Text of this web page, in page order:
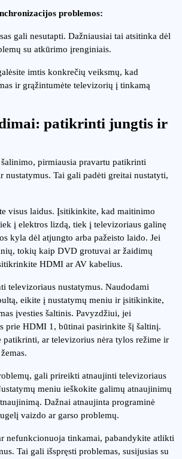
problemos:
gali nesutapti. Dažniausiai tai atsitinka dėl
su atkūrimo įrenginiais.
imtis konkrečių veiksmų, kad
ir grąžintumėte televizorių į tinkamą
patikrinti jungtis ir
pirmiausia pravartu patikrinti
nustatymus. Tai gali padėti greitai nustatyti,
visus laidus. Įsitikinkite, kad maitinimo
į elektros lizdą, tiek į televizoriaus galinę
kyla dėl atjungto arba pažeisto laido. Jei
tokių kaip DVD grotuvai ar žaidimų
HDMI ar AV kabelius.
televizoriaus nustatymus. Naudodami
eikite į nustatymų meniu ir įsitikinkite,
įvesties šaltinis. Pavyzdžiui, jei
prie HDMI 1, būtinai pasirinkite šį šaltinį.
patikrinti, ar televizorius nėra tylos režime ir
gali prireikti atnaujinti televizoriaus
meniu ieškokite galimų atnaujinimų
Dažnai atnaujinta programinė
vaizdo ar garso problemų.
nefunkcionuoja tinkamai, pabandykite atlikti
Tai gali išspręsti problemas, susijusias su